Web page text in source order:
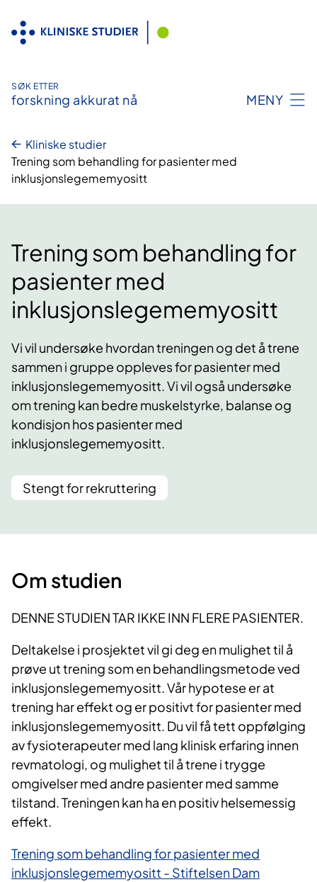
innhold
SØK ETTER
forskning akkurat nå MENY
Kliniske studier
Trening som behandling for pasienter med
inklusjonslegememyositt
Trening som behandling for
pasienter med
inklusjonslegememyositt
Vi vil undersøke hvordan treningen og det å trene
sammen i gruppe oppleves for pasienter med
inklusjonslegememyositt. Vi vil også undersøke
om trening kan bedre muskelstyrke, balanse og
kondisjon hos pasienter med
inklusjonslegememyositt.
Stengt for rekruttering
Om studien
DENNE STUDIEN TAR IKKE INN FLERE PASIENTER.
Deltakelse i prosjektet vil gi deg en mulighet til å
prøve ut trening som en behandlingsmetode ved
inklusjonslegememyositt. Vår hypotese er at
trening har effekt og er positivt for pasienter med
inklusjonslegememyositt. Du vil få tett oppfølging
av fysioterapeuter med lang klinisk erfaring innen
revmatologi, og mulighet til å trene i trygge
omgivelser med andre pasienter med samme
tilstand. Treningen kan ha en positiv helsemessig
effekt.
Trening som behandling for pasienter med
inklusjonslegememyositt - Stiftelsen Dam